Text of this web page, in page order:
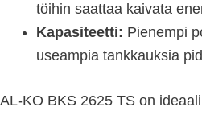
töihin saattaa kaivata
Kapasiteetti: Pienempi
useampia tankkauksia
AL-KO BKS 2625 TS on